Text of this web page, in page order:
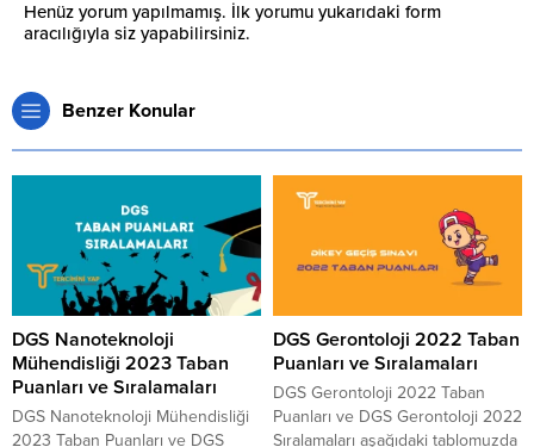
Henüz yorum yapılmamış. İlk yorumu yukarıdaki form
aracılığıyla siz yapabilirsiniz.
Benzer Konular
DGS Nanoteknoloji
Mühendisliği 2023 Taban
Puanları ve Sıralamaları
DGS Nanoteknoloji Mühendisliği
2023 Taban Puanları ve DGS
DGS Gerontoloji 2022 Taban
Puanları ve Sıralamaları
DGS Gerontoloji 2022 Taban
Puanları ve DGS Gerontoloji 2022
Sıralamaları aşağıdaki tablomuzda